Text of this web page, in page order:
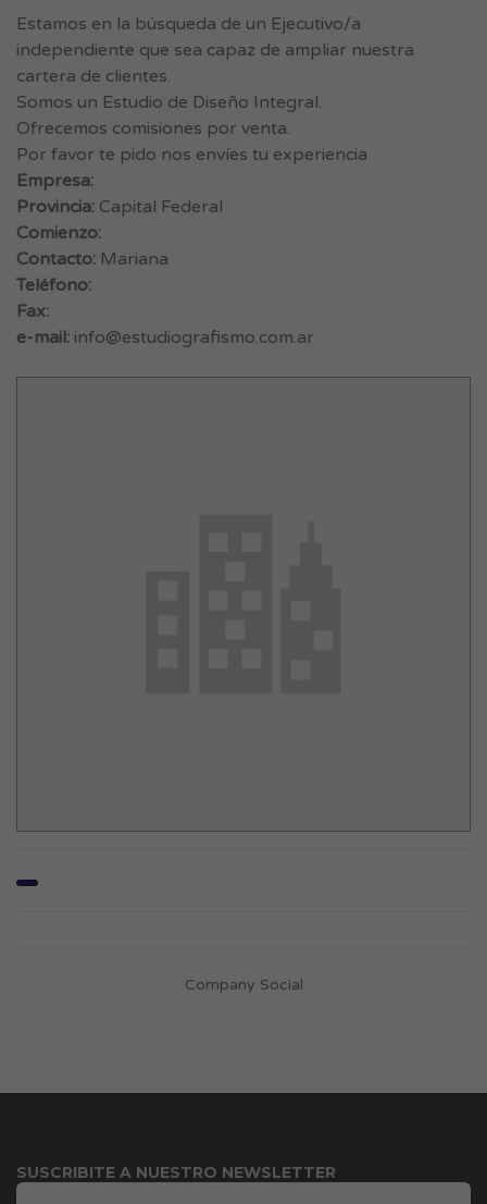
Estamos en la búsqueda de un Ejecutivo/a
independiente que sea capaz de ampliar nuestra
cartera de clientes.
Somos un Estudio de Diseño Integral.
Ofrecemos comisiones por venta.
Por favor te pido nos envíes tu experiencia
Empresa:
Provincia: Capital Federal
Comienzo:
Contacto: Mariana
Teléfono:
Fax:
e-mail: info@estudiografismo.com.ar
Company Social
SUSCRIBITE A NUESTRO NEWSLETTER